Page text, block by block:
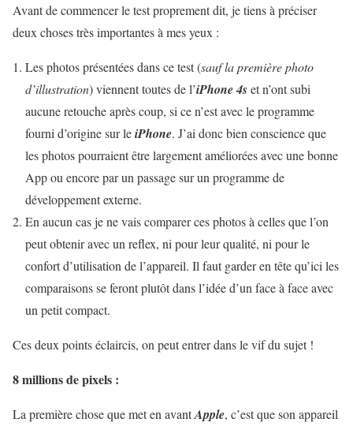
Avant de commencer le test proprement dit, je tiens à préciser
deux choses très importantes à mes yeux :
Les photos présentées dans ce test (sauf la première photo
d’illustration) viennent toutes de l’iPhone 4set n’ont subi
aucune retouche après coup, si ce n’est avec le programme
fourni d’origine sur leiPhone. J’ai donc bien conscience que
les photos pourraient être largement améliorées avec une bonne
App ou encore par un passage sur un programme de
développement externe.
En aucun cas je ne vais comparer ces photos à celles que l’on
peut obtenir avec un reflex, ni pour leur qualité, ni pour le
confort d’utilisation de l’appareil. Il faut garder en tête qu’ici les
comparaisons se feront plutôt dans l’idée d’un face à face avec
un petit compact.
Ces deux points éclaircis, on peut entrer dans le vif du sujet !
8 millions de pixels :
La première chose que met en avantApple, c’est que son appareil